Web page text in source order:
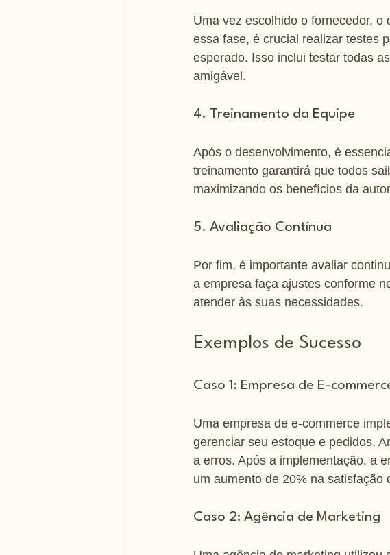
Uma vez escolhido o fornecedor,
essa fase, é crucial realizar testes
esperado. Isso inclui testar todas
amigável.
4. Treinamento da Equipe
Após o desenvolvimento, é
treinamento garantirá que todos
maximizando os benefícios da
5. Avaliação Contínua
Por fim, é importante avaliar
a empresa faça ajustes conforme
atender às suas necessidades.
Exemplos de Sucesso
Caso 1: Empresa de E-
Uma empresa de e-commerce
gerenciar seu estoque e pedidos.
a erros. Após a implementação, a
um aumento de 20% na satisfação
Caso 2: Agência de Marketing